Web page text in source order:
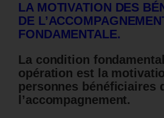
LA MOTIVATION DES
DE
FONDAMENTALE.
La condition
opération est la
personnes bénéficiaires
l’accompagnement.